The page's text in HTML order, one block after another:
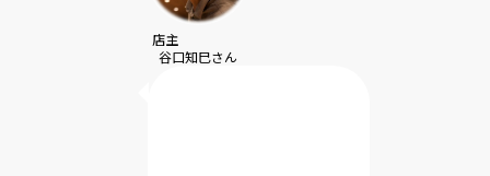
店主
谷口知巳さん